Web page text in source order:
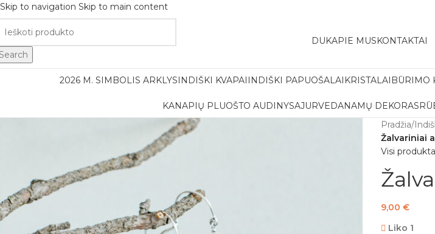
Skip to navigation Skip to main content
DUKAPIE MUSKONTAKTAI
2026 M. SIMBOLIS ARKLYSINDIŠKI KVAPAI INDIŠKI PAPUOŠALAI KRISTALAI BŪRIMO
KANAPIŲ PLUOŠTO AUDINYSAJURVEDANAMŲ DEKORAS
Pradžia/
Žalvariniai
Visi
9,00 €
Liko 1